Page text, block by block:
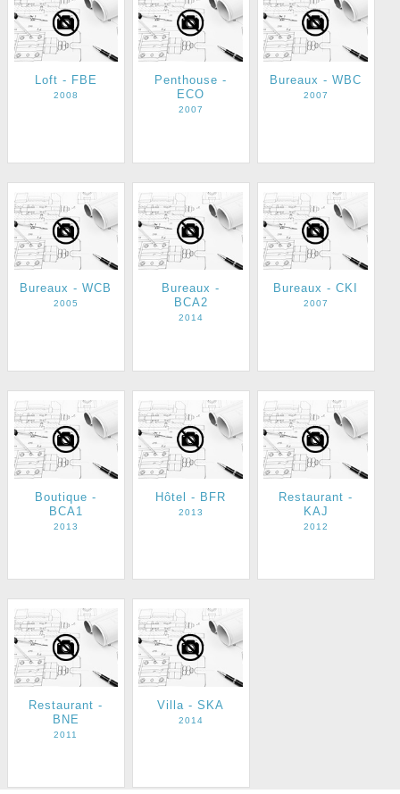
Loft - FBE
2008
Penthouse -
ECO
2007
Bureaux - WBC
2007
Bureaux - WCB
2005
Bureaux -
BCA2
2014
Bureaux - CKI
2007
Boutique -
BCA1
2013
Hôtel - BFR
2013
Restaurant -
KAJ
2012
Restaurant -
BNE
2011
Villa - SKA
2014